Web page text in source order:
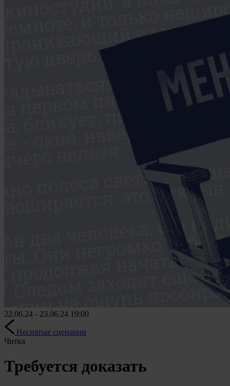
22.06.24 - 23.06.24 19:00
Неснятые сценарии
Читка
Требуется доказать